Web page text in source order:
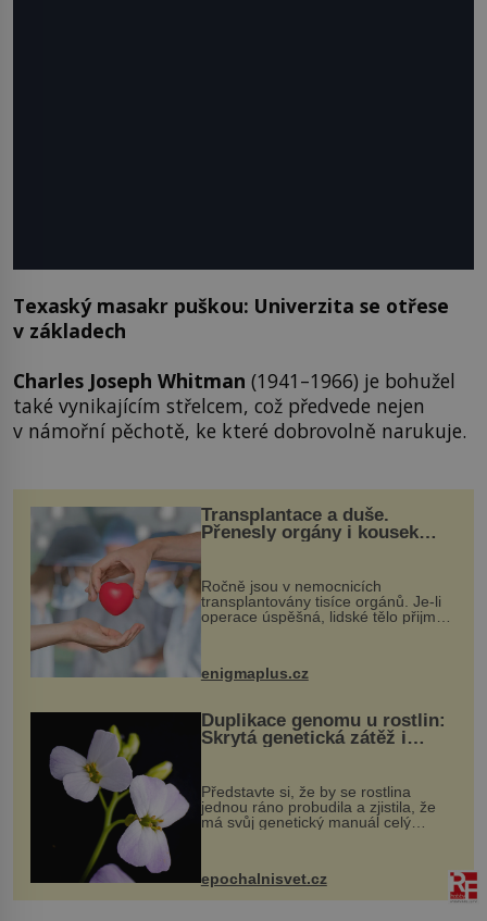
Texaský masakr puškou: Univerzita se otřese
v základech
Charles Joseph Whitman (1941–1966) je bohužel
také vynikajícím střelcem, což předvede nejen
v námořní pěchotě, ke které dobrovolně narukuje.
Transplantace a duše.
Přenesly orgány i kousek
Ročně jsou v nemocnicích
transplantovány tisíce orgánů. Je-li
operace úspěšná, lidské tělo přijme
enigmaplus.cz
Duplikace genomu u rostlin:
Skrytá genetická zátěž i
Představte si, že by se rostlina
jednou ráno probudila a zjistila, že
má svůj genetický manuál celý
vstupenka...
epochalnisvet.cz